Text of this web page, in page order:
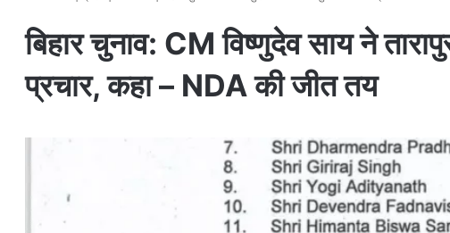
बिहार चुनाव: CM विष्णुदेव साय ने
प्रचार, कहा – NDA की जीत तय